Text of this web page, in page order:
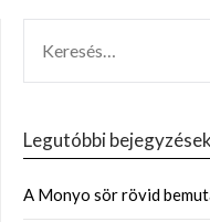
Legutóbbi bejegyzések
A Monyo sör rövid